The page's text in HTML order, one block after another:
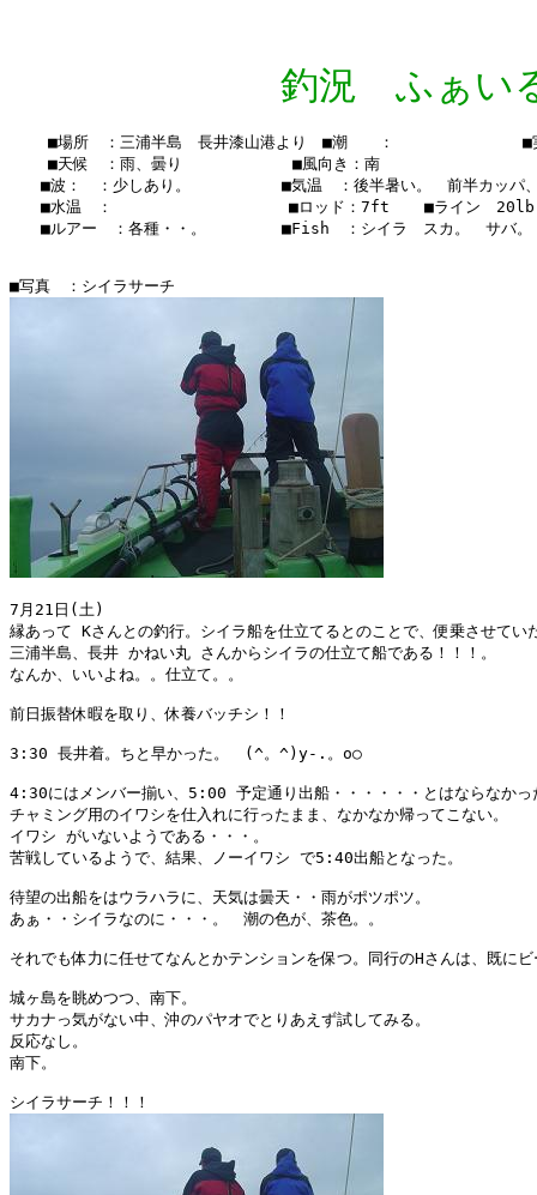
釣況 ふぁい
■場所　：三浦半島　長井漆山港より　■潮　　：　　  　　　　
    ■天候　：雨、曇り　 　    　　■風向き：南
■波：　：少しあり。　　　   　■気温　：後半暑い。　前半カッパ
■水温　：    　　　　　  　 　■ロッド：7ft  　■ライン　20lb
■ルアー　：各種・・。　　　   ■Fish　：シイラ　スカ。　サバ。
7月21日(土)
縁あって Kさんとの釣行。シイラ船を仕立てるとのことで、便乗させてい
三浦半島、長井 かねい丸 さんからシイラの仕立て船である！！！。
なんか、いいよね。。仕立て。。
前日振替休暇を取り、休養バッチシ！！
3:30 長井着。ちと早かった。　(^。^)y-.。o○
4:30にはメンバー揃い、5:00 予定通り出船・・・・・・とはならなかっ
チャミング用のイワシを仕入れに行ったまま、なかなか帰ってこない。
イワシ がいないようである・・・。
苦戦しているようで、結果、ノーイワシ で5:40出船となった。
待望の出船をはウラハラに、天気は曇天・・雨がポツポツ。
あぁ・・シイラなのに・・・。　潮の色が、茶色。。
それでも体力に任せてなんとかテンションを保つ。同行のHさんは、既に
城ヶ島を眺めつつ、南下。
サカナっ気がない中、沖のパヤオでとりあえず試してみる。
反応なし。
南下。